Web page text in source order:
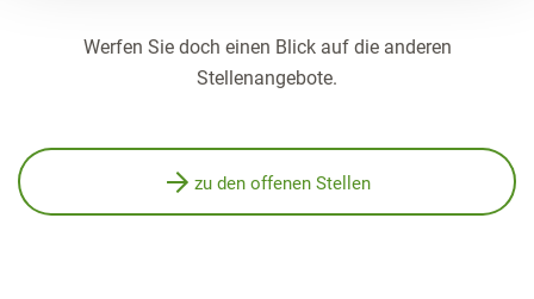
Werfen Sie doch einen Blick auf die anderen
Stellenangebote.
zu den offenen Stellen